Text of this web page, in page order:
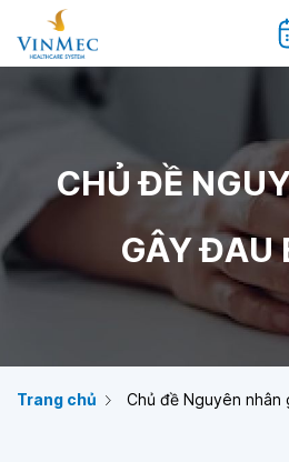
CHỦ ĐỀ
GÂY ĐAU
Trang chủ Chủ đề Nguyên nhân